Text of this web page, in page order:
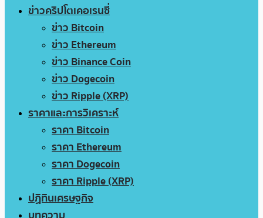
ข่าวคริปโตเคอเรนซี่
ข่าว Bitcoin
ข่าว Ethereum
ข่าว Binance Coin
ข่าว Dogecoin
ข่าว Ripple (XRP)
ราคาและการวิเคราะห์
ราคา Bitcoin
ราคา Ethereum
ราคา Dogecoin
ราคา Ripple (XRP)
ปฏิทินเศรษฐกิจ